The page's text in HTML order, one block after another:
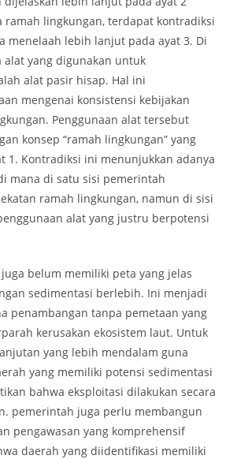
lingkungan, terdapat kontradiksi
menelaah lebih lanjut pada ayat 3. Di
alat yang digunakan untuk
alat pasir hisap. Hal ini
mengenai konsistensi kebijakan
Penggunaan alat tersebut
konsep “ramah lingkungan” yang
1. Kontradiksi ini menunjukkan adanya
mana di satu sisi pemerintah
ramah lingkungan, namun di sisi
alat yang justru berpotensi
belum memiliki peta yang jelas
sedimentasi berlebih. Ini menjadi
penambangan tanpa pemetaan yang
kerusakan ekosistem laut. Untuk
yang lebih mendalam guna
yang memiliki potensi sedimentasi
bahwa eksploitasi dilakukan secara
pemerintah juga perlu membangun
pengawasan yang komprehensif
daerah yang diidentifikasi memiliki